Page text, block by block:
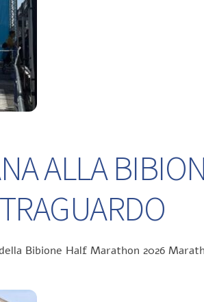
ALLA
Bibione Half Marathon 2026